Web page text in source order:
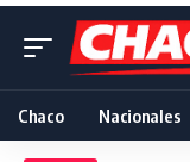
Chaco Nacionales